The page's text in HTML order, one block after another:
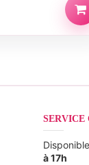
SERVICE
à 17h